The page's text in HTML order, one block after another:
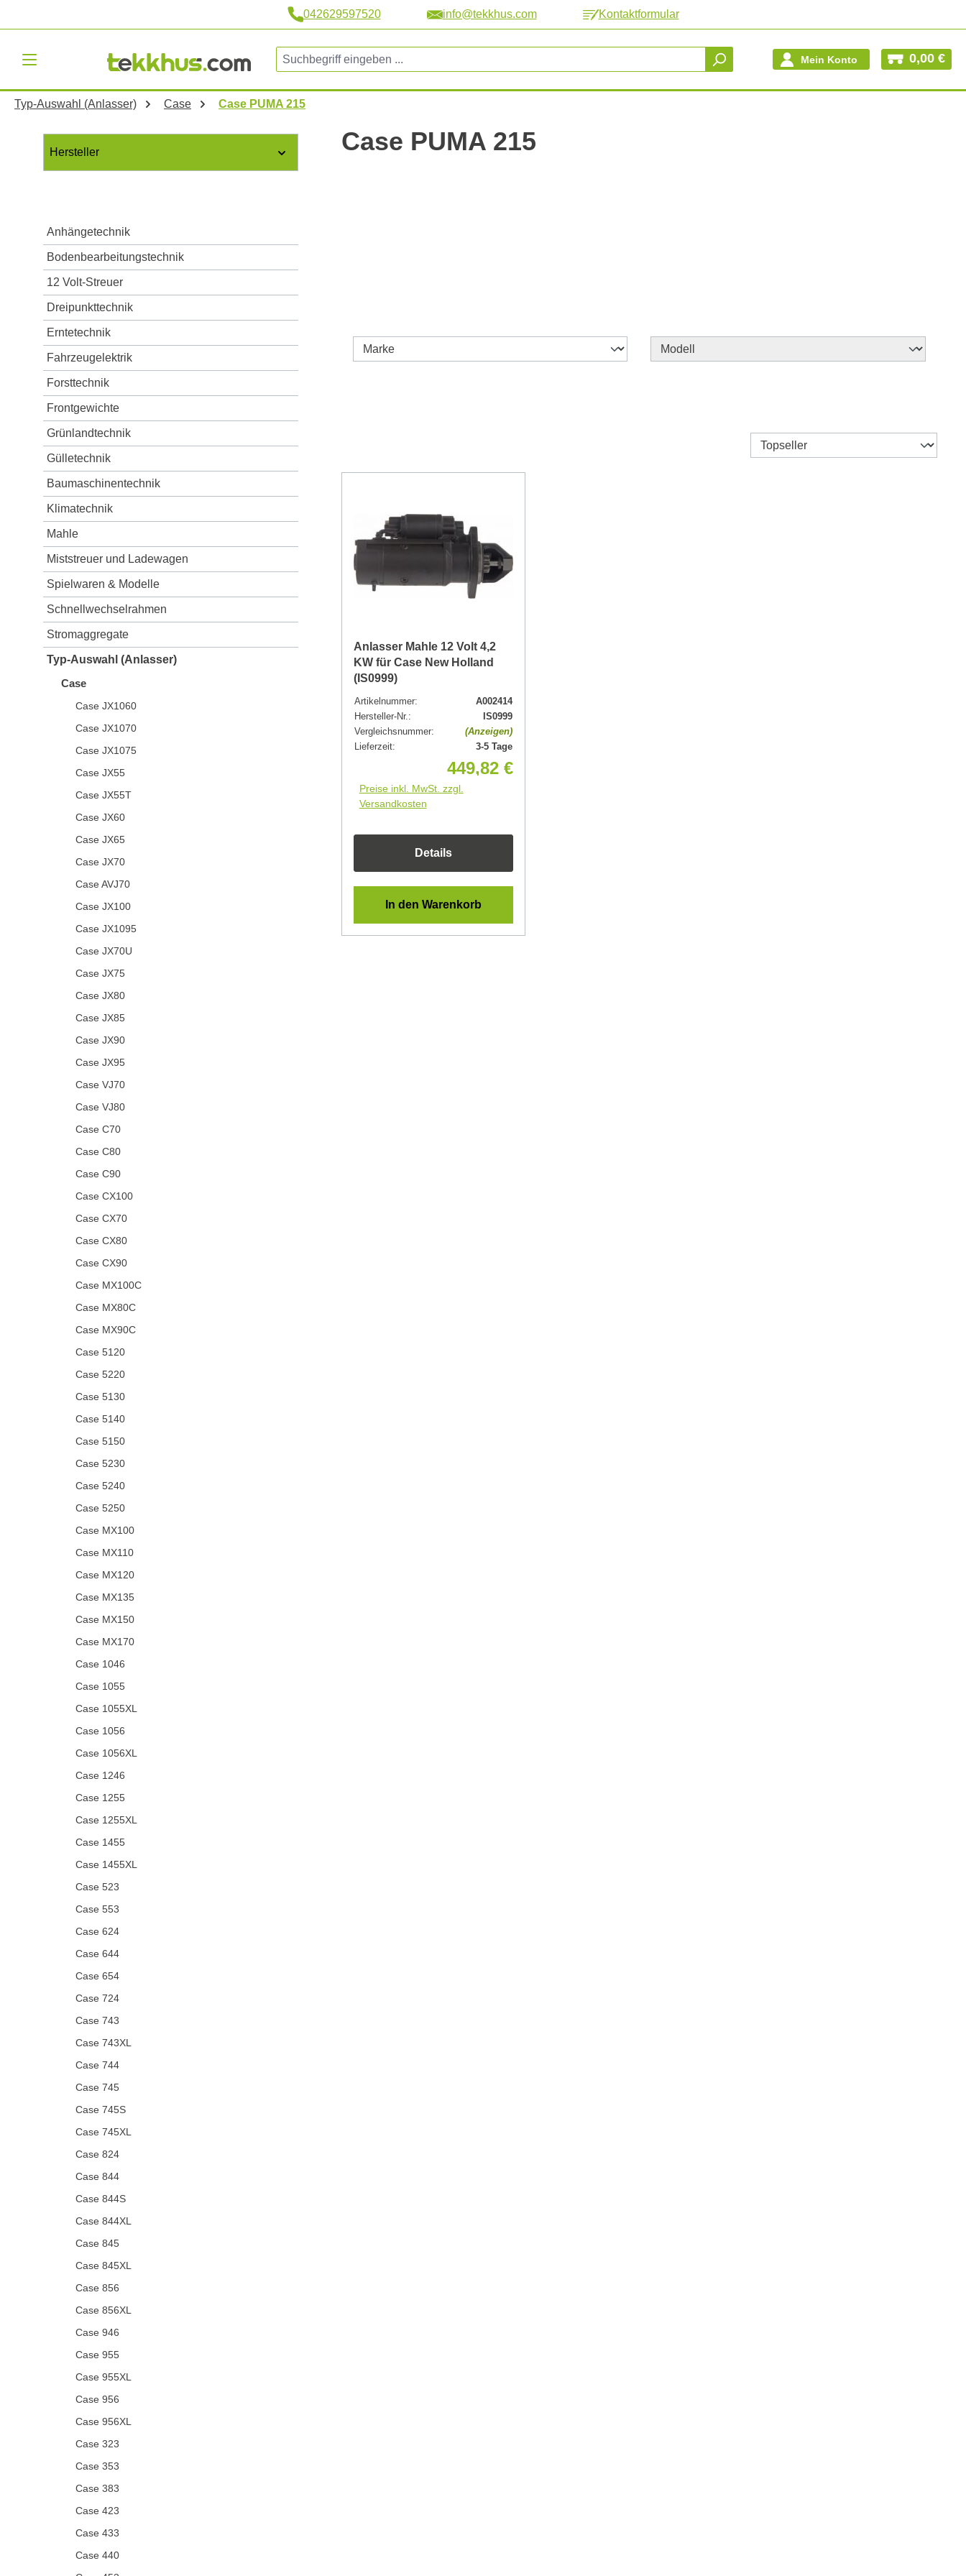
042629597520 info@tekkhus.com Kontaktformular
Mein Konto 0,00 €
Typ-Auswahl (Anlasser) Case Case PUMA 215
Anhängetechnik
Bodenbearbeitungstechnik
12 Volt-Streuer
Dreipunkttechnik
Erntetechnik
Fahrzeugelektrik
Forsttechnik
Frontgewichte
Grünlandtechnik
Gülletechnik
Baumaschinentechnik
Klimatechnik
Mahle
Miststreuer und Ladewagen
Spielwaren & Modelle
Schnellwechselrahmen
Stromaggregate
Typ-Auswahl (Anlasser)
Case
Case JX1060
Case JX1070
Case JX1075
Case JX55
Case JX55T
Case JX60
Case JX65
Case JX70
Case AVJ70
Case JX100
Case JX1095
Case JX70U
Case JX75
Case JX80
Case JX85
Case JX90
Case JX95
Case VJ70
Case VJ80
Case C70
Case C80
Case C90
Case CX100
Case CX70
Case CX80
Case CX90
Case MX100C
Case MX80C
Case MX90C
Case 5120
Case 5220
Case 5130
Case 5140
Case 5150
Case 5230
Case 5240
Case 5250
Case MX100
Case MX110
Case MX120
Case MX135
Case MX150
Case MX170
Case 1046
Case 1055
Case 1055XL
Case 1056
Case 1056XL
Case 1246
Case 1255
Case 1255XL
Case 1455
Case 1455XL
Case 523
Case 553
Case 624
Case 644
Case 654
Case 724
Case 743
Case 743XL
Case 744
Case 745
Case 745S
Case 745XL
Case 824
Case 844
Case 844S
Case 844XL
Case 845
Case 845XL
Case 856
Case 856XL
Case 946
Case 955
Case 955XL
Case 956
Case 956XL
Case 323
Case 353
Case 383
Case 423
Case 433
Case 440
Hersteller Case PUMA 215
Anlasser Mahle 12 Volt 4,2
KW für Case New Holland
(IS0999)
Artikelnummer:
A002414
Hersteller-Nr.:
IS0999
Vergleichsnummer:
(Anzeigen)
Lieferzeit:
3-5 Tage
449,82 €
Preise inkl. MwSt. zzgl.
Versandkosten
Details
In den Warenkorb